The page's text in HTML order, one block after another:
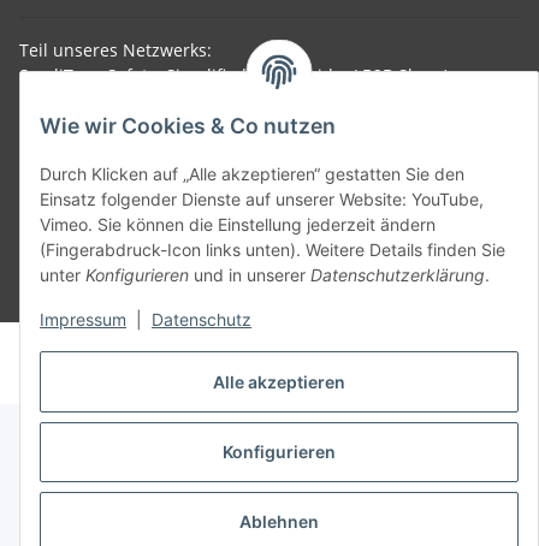
Alle akzeptieren
Konfigurieren
Ablehnen
Wie wir Cookies & Co nutzen
Durch Klicken auf „Alle akzeptieren“ gestatten Sie den
Einsatz folgender Dienste auf unserer Website: YouTube,
Vimeo. Sie können die Einstellung jederzeit ändern
(Fingerabdruck-Icon links unten). Weitere Details finden Sie
unter Konfigurieren und in unserer Datenschutzerklärung.
Impressum Datenschutz
Teil unseres Netzwerks:
SmoliTec - Safety. Simplified. Worldwide. ( B2B Shop )
* Alle Preise inkl. gesetzlicher USt., zzgl.
© voltmaster.de
Powered by
JTL-Shop